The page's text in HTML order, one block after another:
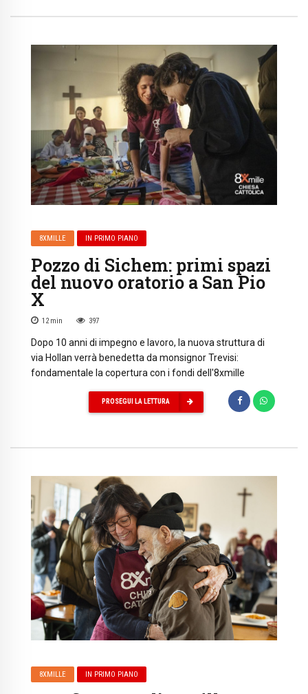
8XMILLE IN PRIMO PIANO
Pozzo di Sichem: primi spazi
del nuovo oratorio a San Pio
X
12 min 397
Dopo 10 anni di impegno e lavoro, la nuova struttura di
via Hollan verrà benedetta da monsignor Trevisi:
fondamentale la copertura con i fondi dell'8xmille
PROSEGUI LA LETTURA
8XMILLE IN PRIMO PIANO